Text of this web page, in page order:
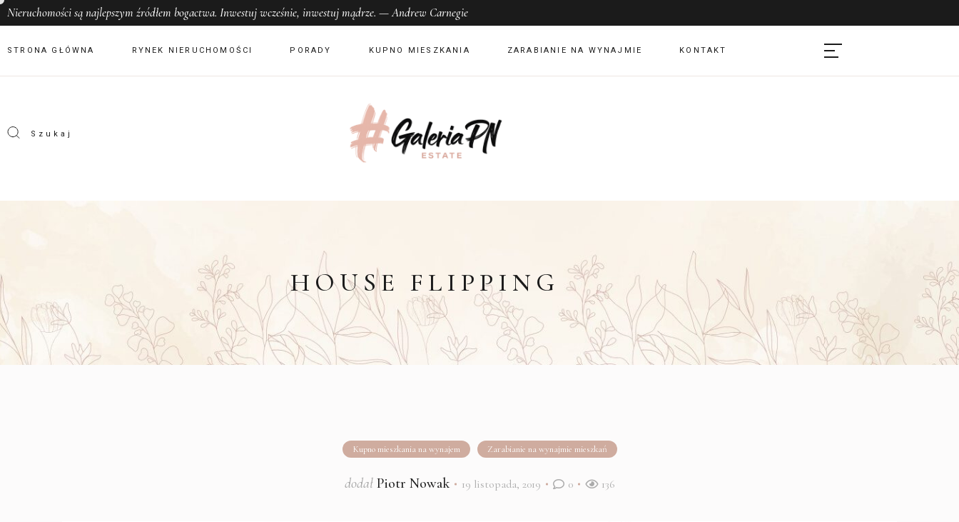
Nieruchomościsą najlepszym źródłem bogactwa. Inwestuj wcześnie, inwestuj mądrze. — Andrew Carnegie
STRONA GŁÓWNA RYNEK NIERUCHOMOŚCI PORADY KUPNO MIESZKANIA ZARABIANIE NA WYNAJMIE KONTAKT
HOUSE FLIPPING
Kupno mieszkania na wynajem Zarabianie na wynajmie mieszkań
dodał Piotr Nowak 19 listopada, 2019 0 136